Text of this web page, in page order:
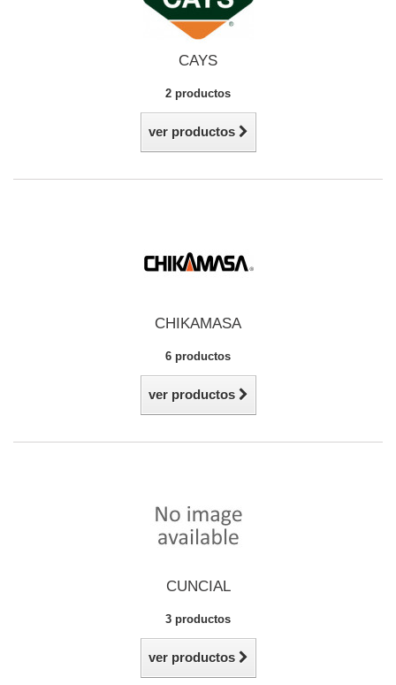
CAYS
2 productos
ver productos
CHIKAMASA
6 productos
ver productos
CUNCIAL
3 productos
ver productos